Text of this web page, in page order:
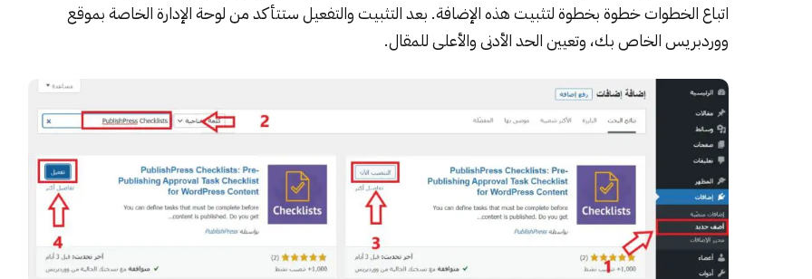
اتباع الخطوات خطوة بخطوة لتثبيت هذه الإضافة. بعد التثبيت والتفعيل ستتأكد من لوحة الإدارة الخاصة بموقع
ووردبريس الخاص بك، وتعيين الحد الأدنى والأعلى للمقال.